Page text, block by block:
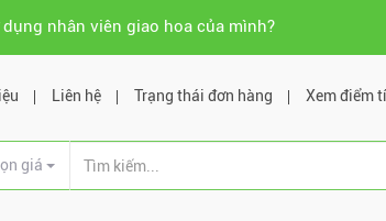
nhân viên giao hoa của mình?
Liên hệ Trạng thái đơn hàng Xem điểm
giá